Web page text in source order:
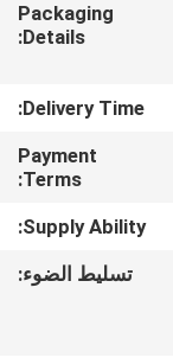
المعمل
مراقبة
الجودة
خريطة
الموقع
Packaging
Details:
Delivery Time:
Payment
Terms:
Supply Ability:
تسليط الضوء: